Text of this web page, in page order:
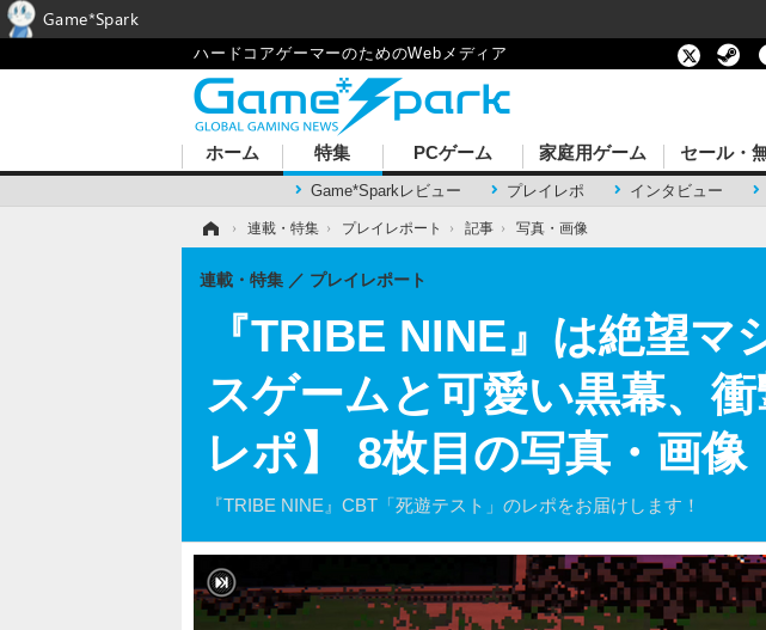
ハードコアゲーマーのためのWebメディア
ホーム 特集
Game*Sparkレビュー プレイレポ インタビュー
PCゲーム 家庭用ゲーム セール・
› 連載・特集 › プレイレポート › 記事 › 写真・画像
『TRIBE NINE』は絶望
スゲームと可愛い黒幕、
レポ】 8枚目の写真・画像
『TRIBE NINE』CBT「死遊テスト」のレポをお届けします！
連載・特集 プレイレポート
Game*Spark